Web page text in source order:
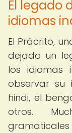
El legado
idiomas
El Prácrito,
dejado un
los idiomas
observar su
hindi, el
otros.